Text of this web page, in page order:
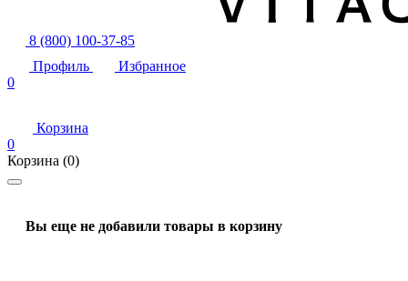
8 (800) 100-37-85
Профиль
Избранное
0
Корзина
0
Корзина (0)
Вы еще не добавили товары в корзину